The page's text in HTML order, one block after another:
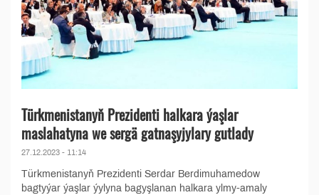
Türkmenistanyň Prezidenti halkara ýaşlar
maslahatyna we sergä gatnaşyjylary gutlady
27.12.2023 - 11:14
Türkmenistanyň Prezidenti Serdar Berdimuhamedow
bagtyýar ýaşlar ýylyna bagyşlanan halkara ylmy-amaly